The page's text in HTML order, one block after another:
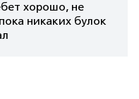
хорошо, не
никаких булок